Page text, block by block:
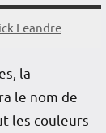
Leandre
la
le nom de
les couleurs